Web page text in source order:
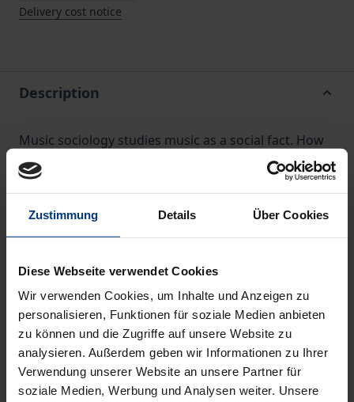
Zustimmung Details Über Cookies
Diese Webseite verwendet Cookies
Wir verwenden Cookies, um Inhalte und Anzeigen zu
personalisieren, Funktionen für soziale Medien anbieten
zu können und die Zugriffe auf unsere Website zu
analysieren. Außerdem geben wir Informationen zu Ihrer
Verwendung unserer Website an unsere Partner für
soziale Medien, Werbung und Analysen weiter. Unsere
Delivery cost notice
Description
Music sociology studies music as a social fact. How
do social processes and structures permeate music
and musical behaviour, how does music affect the
social? This introduction provides an up-to-date
forms in the past and present and in different
cultural areas. It focuses on value judgements,
identity, mediality, social space, economics and the
challenges facing the discipline in postmodern
society.
Karsten Mackensen works in the field of music